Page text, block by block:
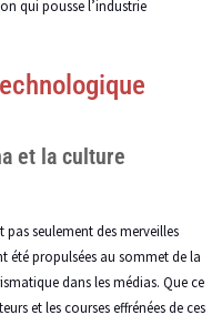
qui pousse l’industrie
et la culture
seulement des merveilles
été propulsées au sommet de la
dans les médias. Que ce
et les courses effrénées de ces